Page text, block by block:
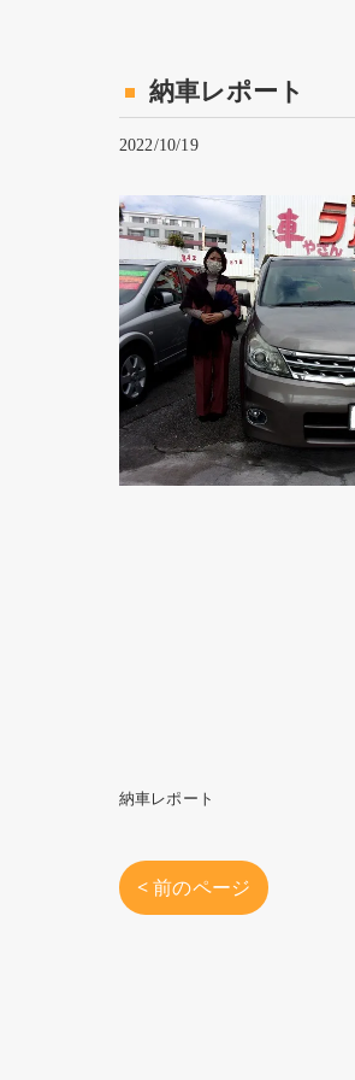
納車レポート
2022/10/19
納車レポート
< 前のページ